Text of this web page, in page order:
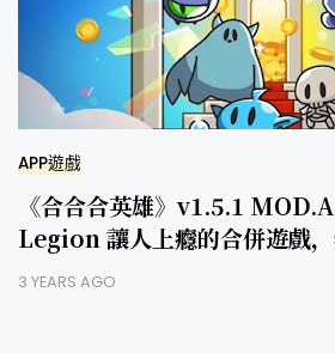
APP遊戲
《合合合英雄》v1.5.1
Legion 讓人上癮的合併遊戲
3 YEARS AGO